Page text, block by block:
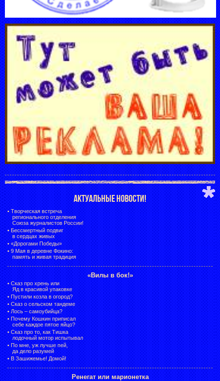
АКТУАЛЬНЫЕ НОВОСТИ!
• Творческая встреча
регионального отделения
Союза журналистов России!
• Бессмертный подвиг
в сердцах живых
• «Дорогами Победы»
• 9 Мая в деревне Фокино:
память и живая традиция
«Вилы в бок!»
• Сказ про хрень или
Яд в красивой упаковке
• Пустили козла в огород?
• Сказ о сельском тандеме
• Лось – самоубийца?
• Почему Кошкин приписал
себе каждое пятое яйцо?
• Сказ про то, как Тишка
лодочный мотор испытывал
• По мне, уж лучше пей,
да дело разумей
• В Зашижемье! Домой!
Ренегат или марионетка